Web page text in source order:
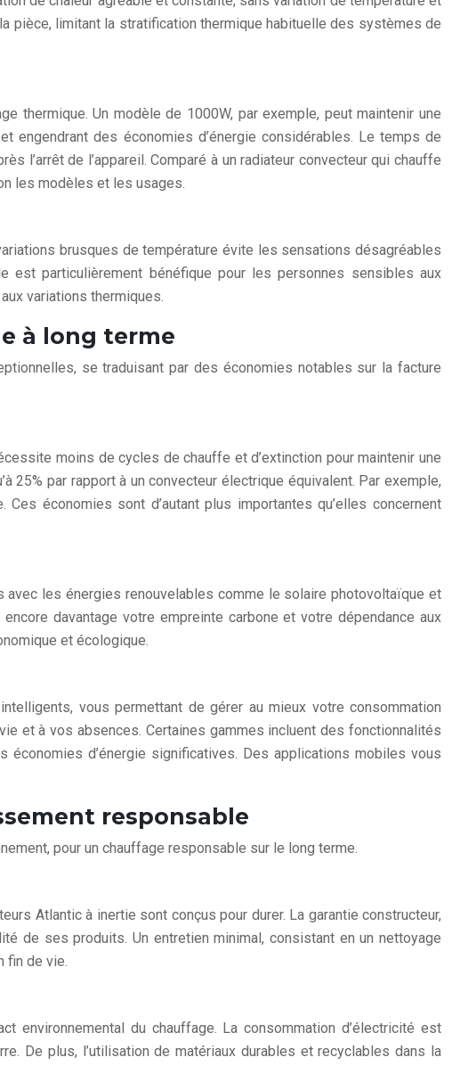
pièce, limitant la stratification thermique habituelle des systèmes de
thermique. Un modèle de 1000W, par exemple, peut maintenir une
engendrant des économies d’énergie considérables. Le temps de
l’arrêt de l’appareil. Comparé à un radiateur convecteur qui chauffe
les modèles et les usages.
brusques de température évite les sensations désagréables
est particulièrement bénéfique pour les personnes sensibles aux
variations thermiques.
à long terme
se traduisant par des économies notables sur la facture
moins de cycles de chauffe et d’extinction pour maintenir une
25% par rapport à un convecteur électrique équivalent. Par exemple,
économies sont d’autant plus importantes qu’elles concernent
les énergies renouvelables comme le solaire photovoltaïque et
davantage votre empreinte carbone et votre dépendance aux
et écologique.
vous permettant de gérer au mieux votre consommation
et à vos absences. Certaines gammes incluent des fonctionnalités
d’énergie significatives. Des applications mobiles vous
responsable
pour un chauffage responsable sur le long terme.
Atlantic à inertie sont conçus pour durer. La garantie constructeur,
de ses produits. Un entretien minimal, consistant en un nettoyage
fin de vie.
environnemental du chauffage. La consommation d’électricité est
De plus, l’utilisation de matériaux durables et recyclables dans la